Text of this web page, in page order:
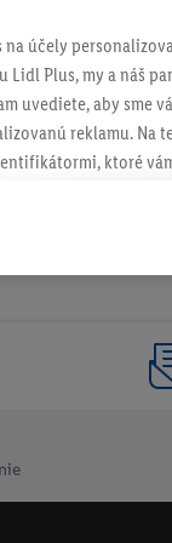
účely
Lidl Plus, my a náš
uvediete, aby sme
reklamu. Na
ktoré
nie jeho
možno priradiť
e-mailovej
" môžete
práve
.